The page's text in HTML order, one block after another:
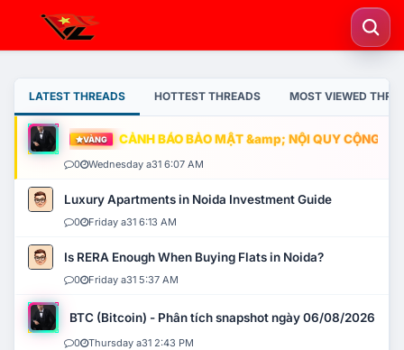
LATEST THREADS HOTTEST THREADS MOST VIEWED
VÀNG CẢNH BÁO BẢO MẬT &amp; NỘI QUY CỘNG
0 Wednesday a31 6:07 AM
Luxury Apartments in Noida Investment Guide
0 Friday a31 6:13 AM
Is RERA Enough When Buying Flats in Noida?
0 Friday a31 5:37 AM
BTC (Bitcoin) - Phân tích snapshot ngày 06/08/2026
0 Thursday a31 2:43 PM